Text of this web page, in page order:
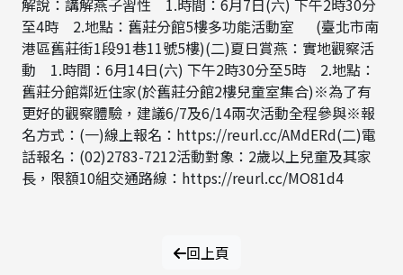
解說：講解燕子習性 1.時間：6月7日(六) 下午2時30分
至4時 2.地點：舊莊分館5樓多功能活動室 (臺北市南
港區舊莊街1段91巷11號5樓)(二)夏日賞燕：實地觀察活
動 1.時間：6月14日(六) 下午2時30分至5時 2.地點：
舊莊分館鄰近住家(於舊莊分館2樓兒童室集合)※為了有
更好的觀察體驗，建議6/7及6/14兩次活動全程參與※報
名方式：(一)線上報名：https://reurl.cc/AMdERd(二)電
話報名：(02)2783-7212活動對象：2歲以上兒童及其家
長，限額10組交通路線：https://reurl.cc/MO81d4
回上頁